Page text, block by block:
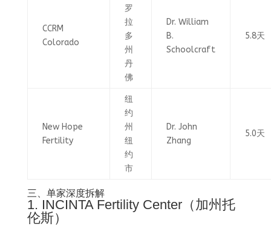
CCRM
Colorado
罗
拉
多
州
丹
佛
Dr. William
B.
Schoolcraft
5.8天
New Hope
Fertility
纽
约
州
纽
约
市
Dr. John
Zhang
5.0天
三、单家深度拆解
1. INCINTA Fertility Center（加州托
伦斯）